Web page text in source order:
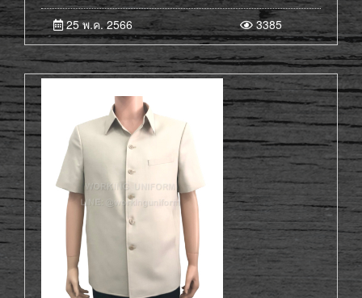
25 พ.ค. 2566 3385